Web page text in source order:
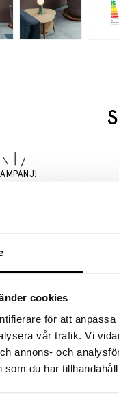
cookies
för att
vår trafik. Vi
annons- och
som du har